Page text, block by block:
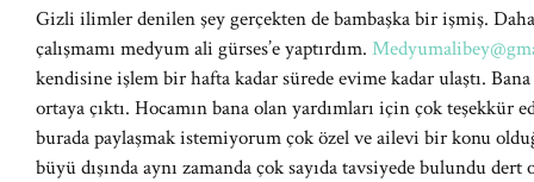
Gizli ilimler denilen şey gerçekten de bambaşka bir işmiş.
çalışmamı medyum ali gürses’e yaptırdım.
kendisine işlem bir hafta kadar sürede evime kadar ulaştı.
ortaya çıktı. Hocamın bana olan yardımları için çok teşekkür
burada paylaşmak istemiyorum çok özel ve ailevi bir konu
büyü dışında aynı zamanda çok sayıda tavsiyede bulundu